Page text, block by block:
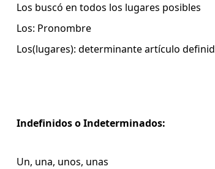
Los buscó en todos los lugares posibles
Los: Pronombre
Los(lugares): determinante artículo
Indefinidos o Indeterminados:
Un, una, unos, unas